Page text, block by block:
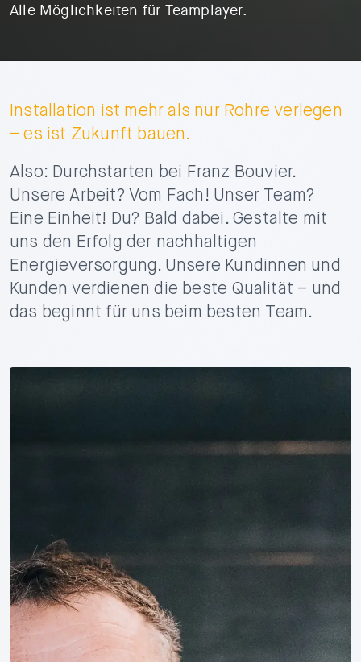
Unternehmen
Alle Möglichkeiten für Teamplayer.
Installation ist mehr als nur Rohre verlegen
– es ist Zukunft bauen.
Also: Durchstarten bei Franz Bouvier.
Unsere Arbeit? Vom Fach! Unser Team?
Eine Einheit! Du? Bald dabei. Gestalte mit
uns den Erfolg der nachhaltigen
Energieversorgung. Unsere Kundinnen und
Kunden verdienen die beste Qualität – und
das beginnt für uns beim besten Team.